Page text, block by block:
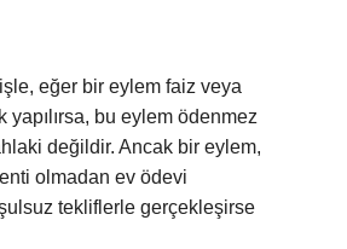
eğer bir eylem faiz veya
yapılırsa, bu eylem ödenmez
değildir. Ancak bir eylem,
olmadan ev ödevi
tekliflerle gerçekleşirse